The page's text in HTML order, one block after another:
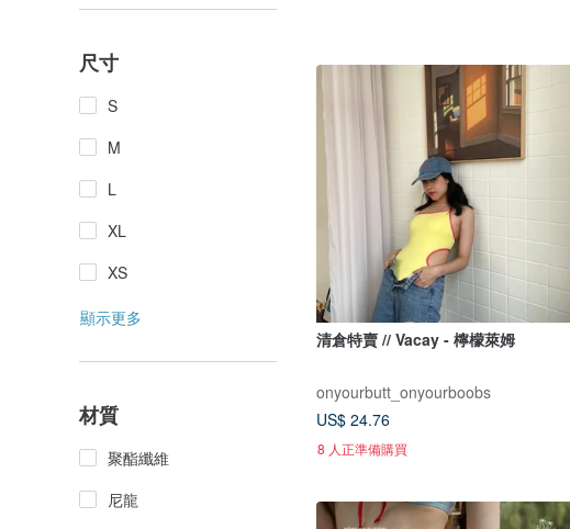
尺寸
S
M
L
XL
XS
顯示更多
材質
聚酯纖維
尼龍
清倉特賣 // Vacay - 檸檬萊姆
onyourbutt_onyourboobs
US$ 24.76
8 人正準備購買